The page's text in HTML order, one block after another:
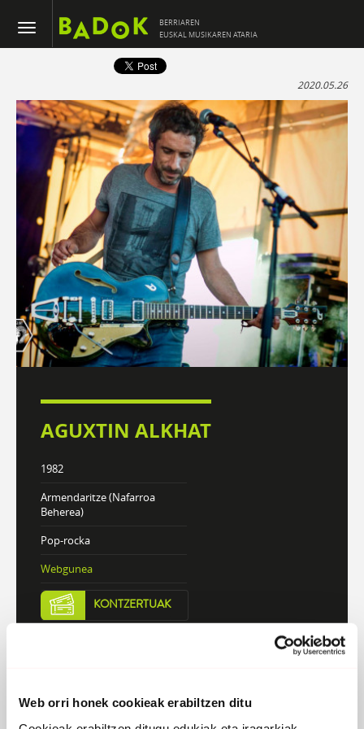
Web orri honek cookieak erabiltzen ditu
BERRIAREN
EUSKAL MUSIKAREN ATARIA
2020.05.26
AGUXTIN ALKHAT
1982
Armendaritze (Nafarroa
Beherea)
Pop-rocka
Webgunea
KONTZERTUAK